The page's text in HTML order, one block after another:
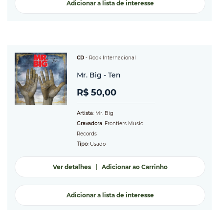
Adicionar a lista de interesse
CD - Rock Internacional
Mr. Big - Ten
R$ 50,00
Artista: Mr. Big
Gravadora: Frontiers Music
Records
Tipo: Usado
Ver detalhes| Adicionar ao Carrinho
Adicionar a lista de interesse